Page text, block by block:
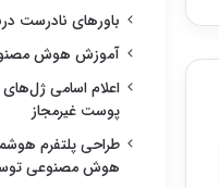
باورهای نادرست
آموزش هوش
اعلام اسامی
پوست غیرمجاز
طراحی پلتفرم
هوش مصنوعی توسط